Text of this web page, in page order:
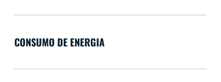
CONSUMO DE ENERGIA